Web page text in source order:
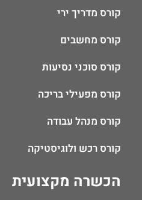
הכשרה מקצועית
קורס מדריך ירי
קורס מחשבים
קורס סוכני נסיעות
קורס מפעילי בריכה
קורס מנהל עבודה
קורס רכש ולוגיסטיקה